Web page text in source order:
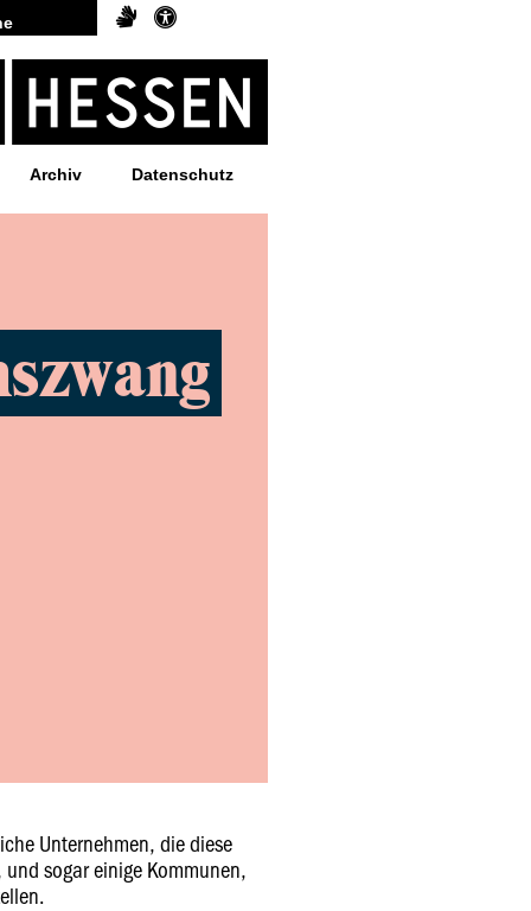
Archiv Datenschutz
Unternehmen, die diese
sogar einige Kommunen,